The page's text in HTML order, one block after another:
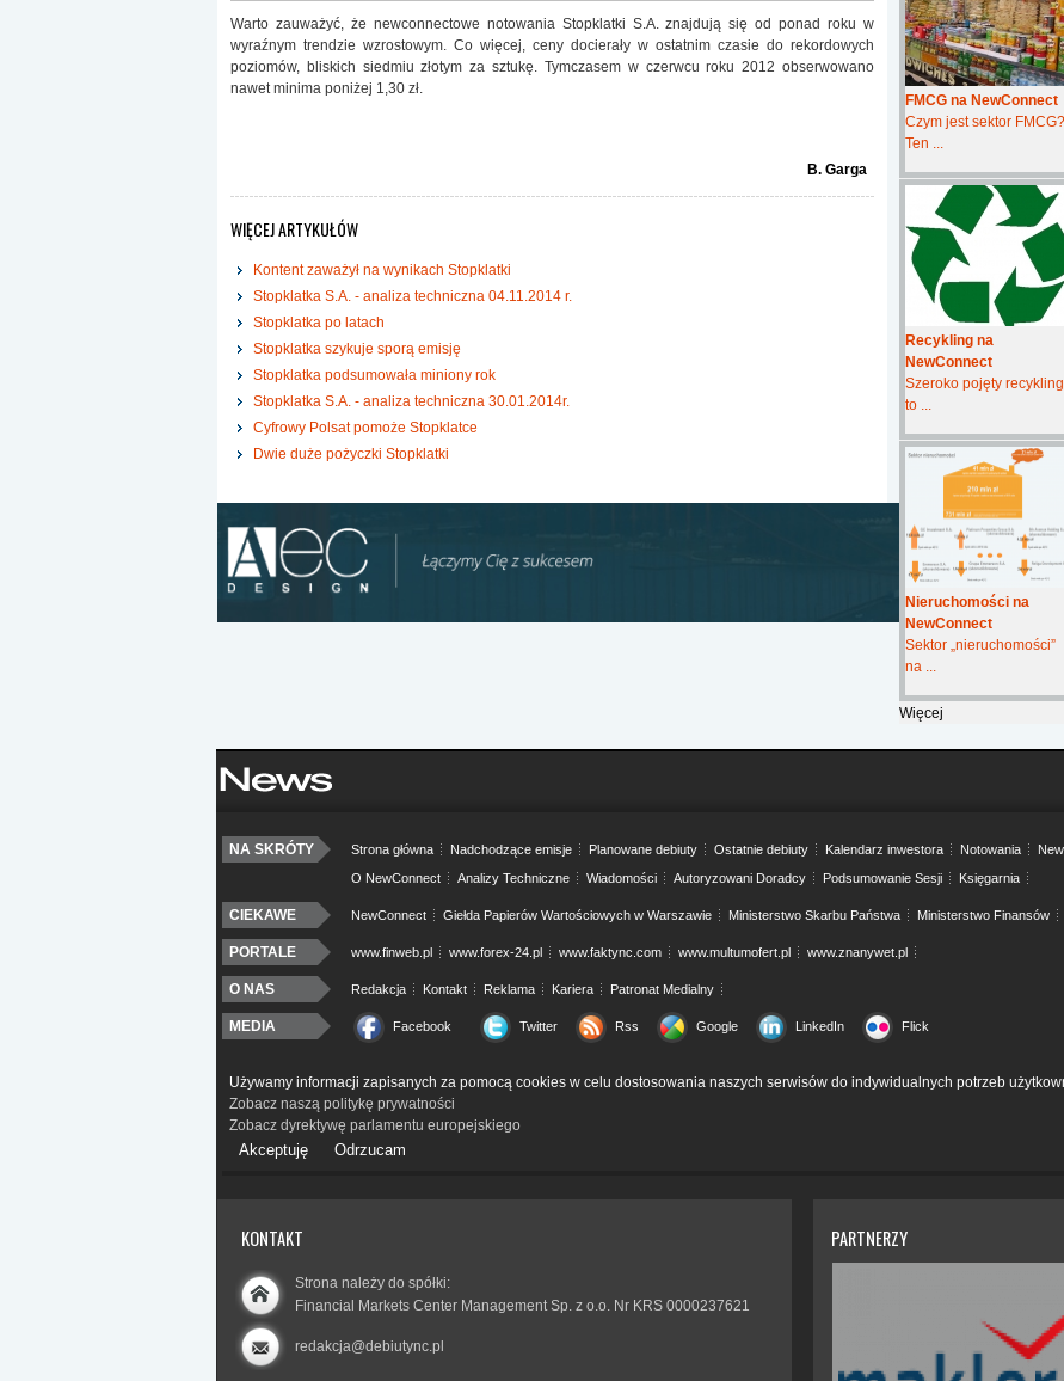
Warto zauważyć, że newconnectowe notowania Stopklatki S.A. znajdują się od ponad roku w
wyraźnym trendzie wzrostowym. Co więcej, ceny docierały w ostatnim czasie do rekordowych
poziomów, bliskich siedmiu złotym za sztukę. Tymczasem w czerwcu roku 2012 obserwowano
nawet minima poniżej 1,30 zł.
B. Garga
WIĘCEJ ARTYKUŁÓW
Kontent zaważył na wynikach Stopklatki
Stopklatka S.A. - analiza techniczna 04.11.2014 r.
Stopklatka po latach
Stopklatka szykuje sporą emisję
Stopklatka podsumowała miniony rok
Stopklatka S.A. - analiza techniczna 30.01.2014r.
Cyfrowy Polsat pomoże Stopklatce
Dwie duże pożyczki Stopklatki
FMCG na NewConnect
Czym jest sektor FMCG?
Ten ...
Recykling na
NewConnect
Szeroko pojęty recykling
to ...
Nieruchomości na
NewConnect
Sektor „nieruchomości”
na ...
Więcej
NA SKRÓTY Strona główna Nadchodzące emisje Planowane debiuty Ostatnie debiuty Kalendarz inwestora Notowania
O NewConnect
Analizy Techniczne Wiadomości Autoryzowani Doradcy Podsumowanie Sesji Księgarnia
CIEKAWE NewConnect Giełda Papierów Wartościowych w Warszawie Ministerstwo Skarbu Państwa Ministerstwo Finansów
PORTALE www.finweb.pl www.forex-24.pl www.faktync.com www.multumofert.pl www.znanywet.pl
O NAS Redakcja Kontakt Reklama Kariera Patronat Medialny
MEDIA Facebook Twitter Rss Google LinkedIn Flick
Używamy informacji zapisanych za pomocą cookies w celu dostosowania naszych serwisów do indywidualnych potrzeb
Zobacz naszą politykę prywatności
Zobacz dyrektywę parlamentu europejskiego
Akceptuję Odrzucam
KONTAKT
Strona należy do spółki:
Financial Markets Center Management Sp. z o.o. Nr KRS 0000237621
redakcja@debiutync.pl
PARTNERZY